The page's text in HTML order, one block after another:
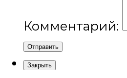
Комментарий:
Отправить
Закрыть